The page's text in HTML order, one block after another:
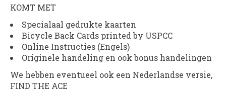
KOMT MET
Specialaal gedrukte kaarten
Bicycle Back Cards printed by USPCC
Online Instructies (Engels)
Originele handeling en ook bonus handelingen
We hebben eventueel ook een Nederlandse versie,
FIND THE ACE